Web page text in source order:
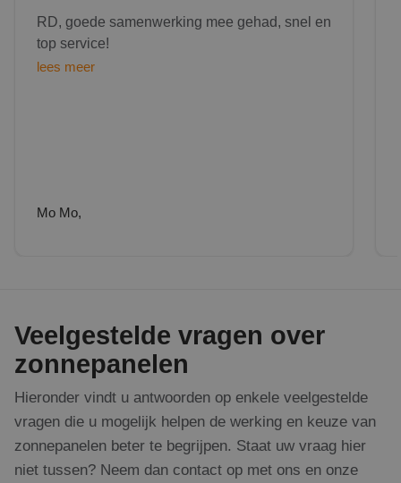
RD, goede samenwerking mee gehad, snel en
top service!
lees meer
Mo Mo,
Veelgestelde vragen over
zonnepanelen
Hieronder vindt u antwoorden op enkele veelgestelde
vragen die u mogelijk helpen de werking en keuze van
zonnepanelen beter te begrijpen. Staat uw vraag hier
niet tussen? Neem dan contact op met ons en onze